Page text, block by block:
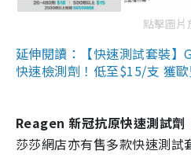
點擊圖片
延伸閱讀：【快速測試套裝
快速檢測劑！低至$15/支 獲
Reagen 新冠抗原快速測試劑
莎莎網店亦有售多款快速測